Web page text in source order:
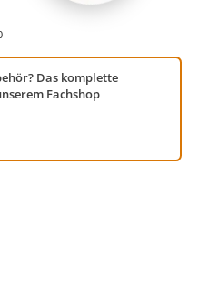
Das komplette
Fachshop